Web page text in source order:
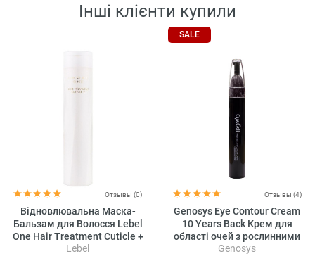
Інші клієнти купили
Отзывы (0)
Відновлювальна Маска-
Бальзам для Волосся Lebel
One Hair Treatment Cuticle +
Lebel
SALE
Отзывы (4)
Genosys Eye Contour Cream
10 Years Back Крем для
області очей з рослинними
стовбуровими клітинами
Genosys